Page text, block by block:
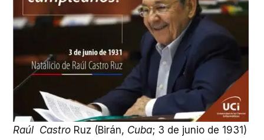
Raúl Castro Ruz (Birán, Cuba; 3 de junio de 1931)